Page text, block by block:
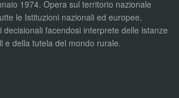
1974. Opera sul territorio nazionale
le Istituzioni nazionali ed europee,
decisionali facendosi interprete delle istanze
e della tutela del mondo rurale.